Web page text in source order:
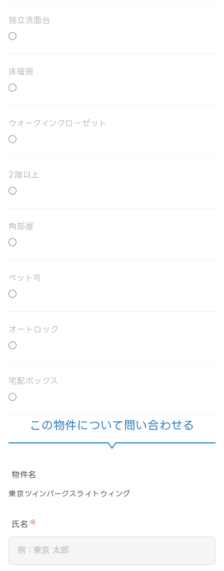
独立洗面台
◯
床暖房
◯
ウォークインクローゼット
◯
2階以上
◯
角部屋
◯
ペット可
◯
オートロック
◯
宅配ボックス
◯
この物件について問い合わせる
物件名
東京ツインパークスライトウィング
氏名 ※